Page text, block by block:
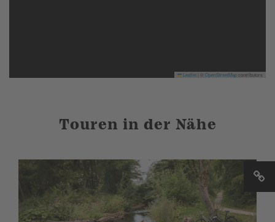
Leaflet OpenStreetMapcontributors
Touren in der Nähe